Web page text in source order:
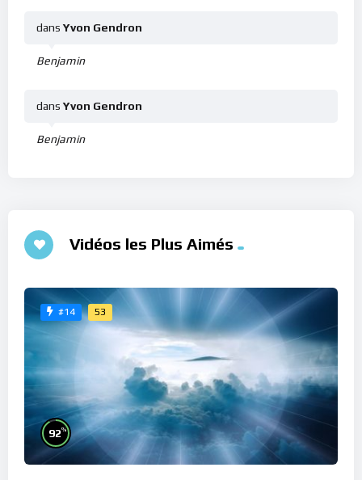
Benjamin
dans Yvon Gendron
Benjamin
dans Yvon Gendron
Vidéos les Plus Aimés
#14 53
92%